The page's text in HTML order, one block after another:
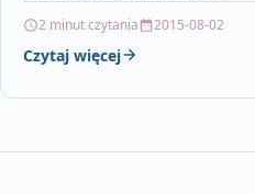
2 minut czytania 2015-08-02
Czytaj więcej